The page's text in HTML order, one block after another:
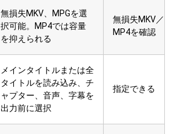
無損失MKV、MPGを選
択可能。MP4では容量
を抑えられる
無損失MKV／
MP4を確認
メインタイトルまたは全
タイトルを読み込み、チ
ャプター、音声、字幕を
出力前に選択
指定できる